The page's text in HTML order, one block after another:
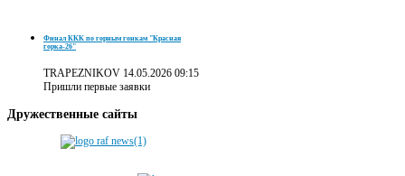
Финал ККК по горным гонкам "Красная
горка-26"
TRAPEZNIKOV 14.05.2026 09:15
Пришли первые заявки
Дружественные сайты